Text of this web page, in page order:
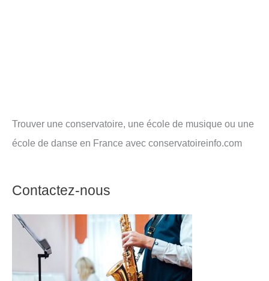
Trouver une conservatoire, une école de musique ou une
école de danse en France avec conservatoireinfo.com
Contactez-nous